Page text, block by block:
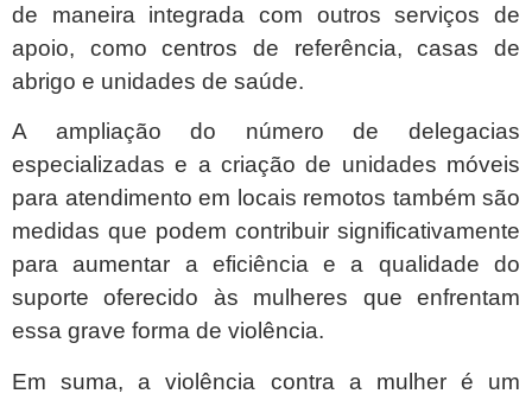
de maneira integrada com outros serviços de
apoio, como centros de referência, casas de
abrigo e unidades de saúde.
A ampliação do número de delegacias
especializadas e a criação de unidades móveis
para atendimento em locais remotos também são
medidas que podem contribuir significativamente
para aumentar a eficiência e a qualidade do
suporte oferecido às mulheres que enfrentam
essa grave forma de violência.
Em suma, a violência contra a mulher é um